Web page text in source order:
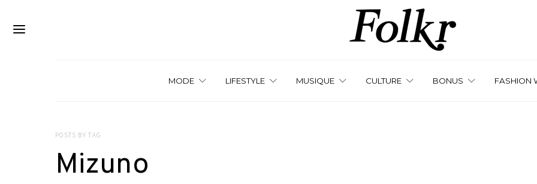
MODE LIFESTYLE MUSIQUE CULTURE BONUS FASHION
POSTS BY TAG
Mizuno